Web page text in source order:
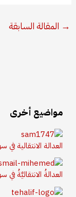
→ المقالة السابقة
مواضيع أخرى
العدالة الانتقالية
العدالةُ الانتقاليَّةُ في